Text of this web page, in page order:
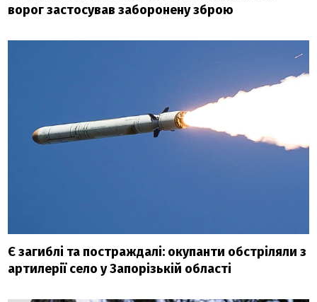
ворог застосував заборонену зброю
Є загиблі та постраждалі: окупанти обстріляли з
артилерії село у Запорізькій області